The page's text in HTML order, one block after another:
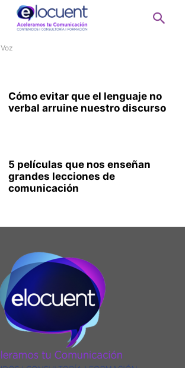
Voz
Cómo evitar que el lenguaje no
verbal arruine nuestro discurso
5 películas que nos enseñan
grandes lecciones de
comunicación